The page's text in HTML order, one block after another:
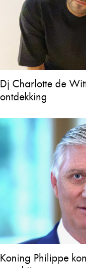
Dj Charlotte de
ontdekking
Koning Philippe